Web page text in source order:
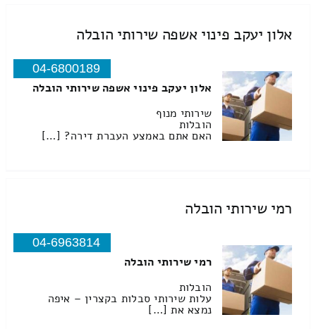
אלון יעקב פינוי אשפה שירותי הובלה
04-6800189
אלון יעקב פינוי אשפה שירותי הובלה
שירותי מנוף
הובלות
האם אתם באמצע העברת דירה? […]
רמי שירותי הובלה
04-6963814
רמי שירותי הובלה
הובלות
עלות שירותי סבלות בקצרין – איפה
נמצא את […]